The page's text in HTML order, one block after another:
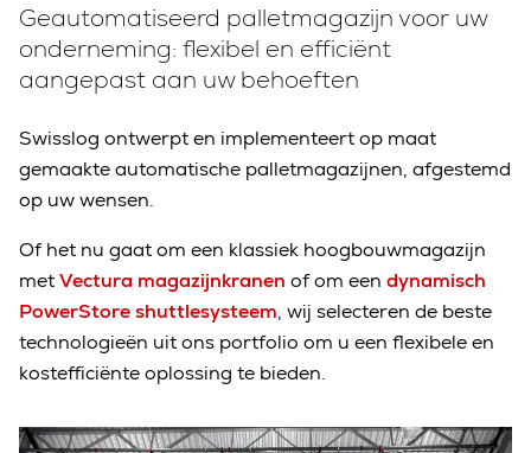
Geautomatiseerd palletmagazijn voor uw
onderneming: flexibel en efficiënt
aangepast aan uw behoeften
Swisslog ontwerpt en implementeert op maat
gemaakte automatische palletmagazijnen, afgestemd
op uw wensen.
Of het nu gaat om een klassiek hoogbouwmagazijn
metVectura magazijnkranen of om een dynamisch
PowerStore shuttlesysteem, wij selecteren de beste
technologieën uit ons portfolio om u een flexibele en
kostefficiënte oplossing te bieden.